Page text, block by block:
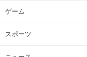
ゲーム
スポーツ